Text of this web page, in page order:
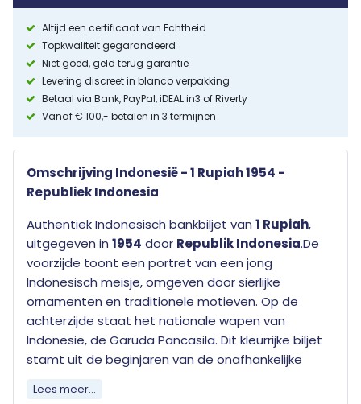
Altijd een certificaat van Echtheid
Topkwaliteit gegarandeerd
Niet goed, geld terug garantie
Levering discreet in blanco verpakking
Betaal via Bank, PayPal, iDEAL in3 of Riverty
Vanaf € 100,- betalen in 3 termijnen
Omschrijving Indonesië - 1 Rupiah 1954 -
Republiek Indonesia
Authentiek Indonesisch bankbiljet van 1 Rupiah,
uitgegeven in 1954 door Republik Indonesia.De
voorzijde toont een portret van een jong
Indonesisch meisje, omgeven door sierlijke
ornamenten en traditionele motieven. Op de
achterzijde staat het nationale wapen van
Indonesië, de Garuda Pancasila. Dit kleurrijke biljet
stamt uit de beginjaren van de onafhankelijke
Lees meer...